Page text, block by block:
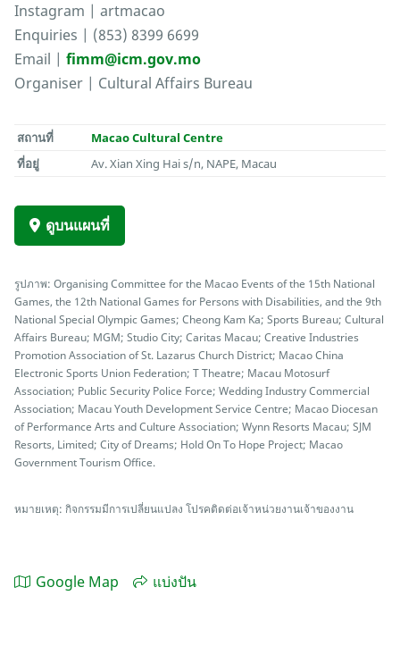
Instagram | artmacao
Enquiries | (853) 8399 6699
Email | fimm@icm.gov.mo
Organiser | Cultural Affairs Bureau
สถานที่
Macao Cultural Centre
ที่อยู่
Av. Xian Xing Hai s/n, NAPE, Macau
ดูบนแผนที่
รูปภาพ: Organising Committee for the Macao Events of the 15th National
Games, the 12th National Games for Persons with Disabilities, and the 9th
National Special Olympic Games; Cheong Kam Ka; Sports Bureau; Cultural
Affairs Bureau; MGM; Studio City; Caritas Macau; Creative Industries
Promotion Association of St. Lazarus Church District; Macao China
Electronic Sports Union Federation; T Theatre; Macau Motosurf
Association; Public Security Police Force; Wedding Industry Commercial
Association; Macau Youth Development Service Centre; Macao Diocesan
of Performance Arts and Culture Association; Wynn Resorts Macau; SJM
Resorts, Limited; City of Dreams; Hold On To Hope Project; Macao
Government Tourism Office.
หมายเหตุ: กิจกรรมมีการเปลี่ยนแปลง โปรคติดต่อเจ้าหน่วยงานเจ้าของงาน
Google Map แบ่งปัน